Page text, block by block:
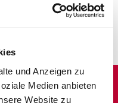
und Anzeigen zu
Medien anbieten
Website zu
(thmei)